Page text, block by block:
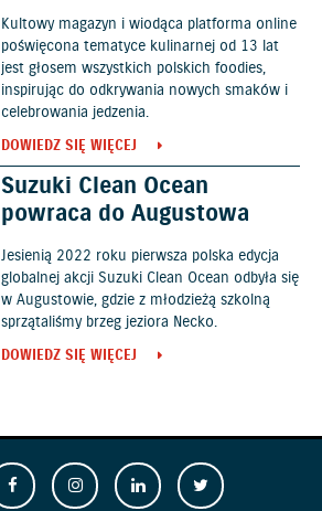
Kultowy magazyn i wiodąca platforma online
poświęcona tematyce kulinarnej od 13 lat
jest głosem wszystkich polskich foodies,
inspirując do odkrywania nowych smaków i
celebrowania jedzenia.
DOWIEDZ SIĘ WIĘCEJ
Suzuki Clean Ocean
powraca do Augustowa
Jesienią 2022 roku pierwsza polska edycja
globalnej akcji Suzuki Clean Ocean odbyła się
w Augustowie, gdzie z młodzieżą szkolną
sprzątaliśmy brzeg jeziora Necko.
DOWIEDZ SIĘ WIĘCEJ